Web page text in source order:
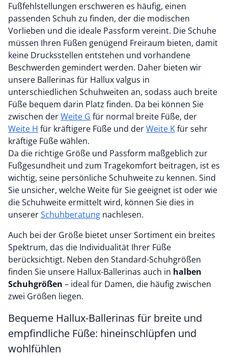
Fußfehlstellungen erschweren es häufig, einen
passenden Schuh zu finden, der die modischen
Vorlieben und die ideale Passform vereint. Die Schuhe
müssen Ihren Füßen genügend Freiraum bieten, damit
keine Drucksstellen entstehen und vorhandene
Beschwerden gemindert werden. Daher bieten wir
unsere Ballerinas für Hallux valgus in
unterschiedlichen Schuhweiten an, sodass auch breite
Füße bequem darin Platz finden. Da bei können Sie
zwischen derWeite G für normal breite Füße, der
Weite H für kräftigere Füße und derWeite Kfür sehr
kräftige Füße wählen.
Da die richtige Größe und Passform maßgeblich zur
Fußgesundheit und zum Tragekomfort beitragen, ist es
wichtig, seine persönliche Schuhweite zu kennen. Sind
Sie unsicher, welche Weite für Sie geeignet ist oder wie
die Schuhweite ermittelt wird, können Sie dies in
unsererSchuhberatung nachlesen.
Auch bei der Größe bietet unser Sortiment ein breites
Spektrum, das die Individualität Ihrer Füße
berücksichtigt. Neben den Standard-Schuhgrößen
finden Sie unsere Hallux-Ballerinas auch in halben
Schuhgrößen – ideal für Damen, die häufig zwischen
zwei Größen liegen.
Bequeme Hallux-Ballerinas für breite und
empfindliche Füße: hineinschlüpfen und
wohlfühlen